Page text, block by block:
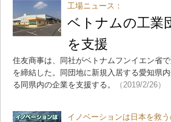
工場ニュース：
ベトナムの工業
を支援
住友商事は、同社がベトナムフンイエン省
を締結した。同団地に新規入居する愛知県
る同県内の企業を支援する。
（2019/2/26）
イノベーションは日本を救う